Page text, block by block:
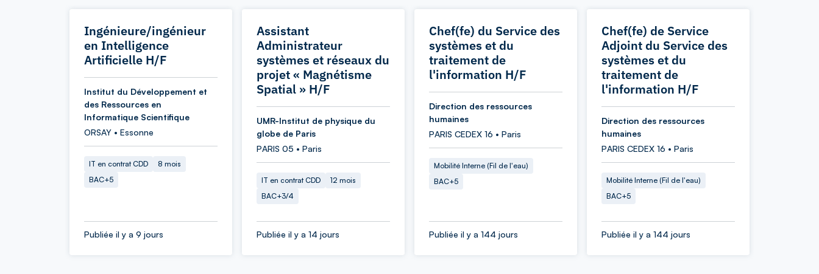
Ingénieure/ingénieur
en Intelligence
Artificielle H/F
Institut du Développement et
des Ressources en
Informatique Scientifique
ORSAY • Essonne
IT en contrat CDD
8 mois
BAC+5
Publiée il y a 9 jours
Assistant
Administrateur
systèmes et réseaux du
projet « Magnétisme
Spatial » H/F
UMR-Institut de physique du
globe de Paris
PARIS 05 • Paris
IT en contrat CDD
12 mois
BAC+3/4
Publiée il y a 14 jours
Chef(fe) du Service des
systèmes et du
traitement de
l'information H/F
Direction des ressources
humaines
PARIS CEDEX 16 • Paris
Mobilité Interne (Fil de l'eau)
BAC+5
Publiée il y a 144 jours
Chef(fe) de Service
Adjoint du Service des
systèmes et du
traitement de
l'information H/F
Direction des ressources
humaines
PARIS CEDEX 16 • Paris
Mobilité Interne (Fil de l'eau)
BAC+5
Publiée il y a 144 jours